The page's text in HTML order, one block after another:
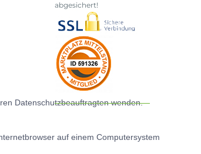
Datenschutzbeauftragten wenden.
auf einem Computersystem
abgesichert!